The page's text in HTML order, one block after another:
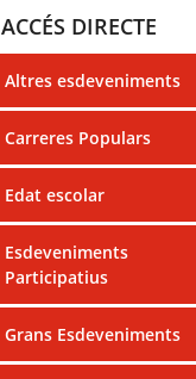
ACCÉS DIRECTE
Altres esdeveniments
Carreres Populars
Edat escolar
Esdeveniments
Participatius
Grans Esdeveniments